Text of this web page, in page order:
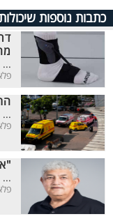
כתבות נוספות
...
...
...